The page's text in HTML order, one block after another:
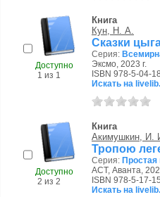
Доступно
1 из 1
Книга
Кун, Н. А.
Сказки
Серия:
Эксмо, 2023 г.
ISBN 978-5-04-
Искать на
Доступно
2 из 2
Книга
Акимушкин, И.
Тропою
Серия: Простая
АСТ, Аванта,
ISBN 978-5-17-
Искать на